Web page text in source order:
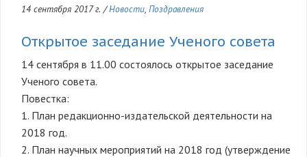
14 сентября 2017 г. /Новости, Поздравления
Открытое заседание Ученого совета
14 сентября в 11.00 состоялось открытое заседание
Ученого совета.
Повестка:
1. План редакционно-издательской деятельности на
2018 год.
2. План научных мероприятий на 2018 год (утверждение